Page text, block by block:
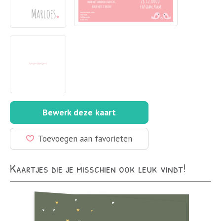
Bewerk deze kaart
Toevoegen aan favorieten
Kaartjes die je misschien ook leuk vindt!